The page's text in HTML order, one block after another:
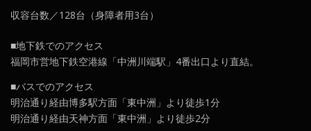
収容台数／128台（身障者用3台）
■地下鉄でのアクセス
福岡市営地下鉄空港線「中洲川端駅」4番出口より直結。
■バスでのアクセス
明治通り経由博多駅方面「東中洲」より徒歩1分
明治通り経由天神方面「東中洲」より徒歩2分